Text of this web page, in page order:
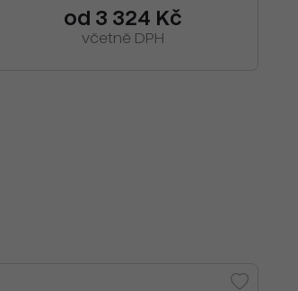
od 3 324 Kč
včetně DPH